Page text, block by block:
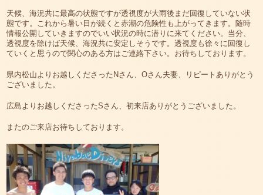
天候、海況共に最高の状態ですが透視度が大雨後まだ回復していない状
態です。これから暑い日が続くと赤潮の危険性も上がってきます。随時
情報公開していきますのでいい状況の時に潜りに来てください。当分、
透視度を除けば天候、海況共に安定しそうです。透視度も徐々に回復し
ていくと思うので関心のある方はご連絡下さい。お待ちしております。
県内松山よりお越しくださったNさん、Oさん夫妻、リピートありがとう
ございました。
広島よりお越しくださったSさん、初来店ありがとうございました。
またのご来店お待ちしております。